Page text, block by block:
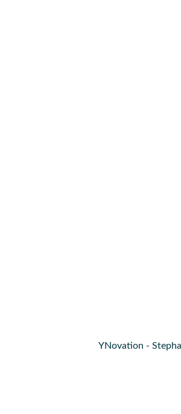
YNovation -